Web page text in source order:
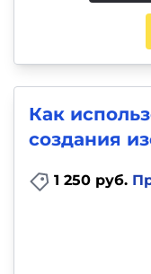
Как
создания
1 250 руб.